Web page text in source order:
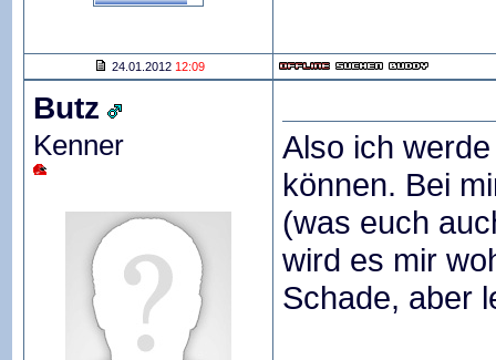
24.01.2012 12:09
Butz
Kenner
Also ich
können. Bei
(was euch
wird es mir
Schade, aber